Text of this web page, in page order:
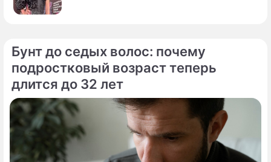
Бунт до седых волос: почему
подростковый возраст теперь
длится до 32 лет